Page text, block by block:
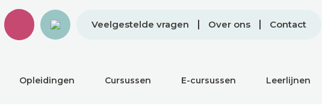
Veelgestelde vragen Over ons Contact
Opleidingen Cursussen E-cursussen Leerlijnen